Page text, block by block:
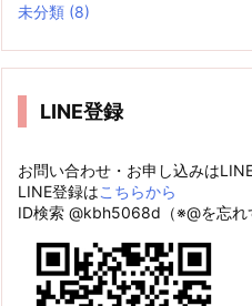
未分類 (8)
LINE登録
お問い合わせ・お申し込みは
LINE登録はこちらから
ID検索 @kbh5068d（※@を忘れ